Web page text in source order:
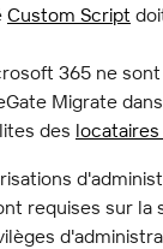
Custom Script
365 ne sont
Migrate
des
requises sur la